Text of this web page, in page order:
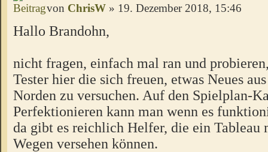
von ChrisW » 19. Dezember 2018, 15:46
Hallo Brandohn,
nicht fragen, einfach mal ran und
Tester hier die sich freuen, etwas Neues
Norden zu versuchen. Auf den Spielplan-
Perfektionieren kann man wenn es
da gibt es reichlich Helfer, die ein Tableau
Wegen versehen können.